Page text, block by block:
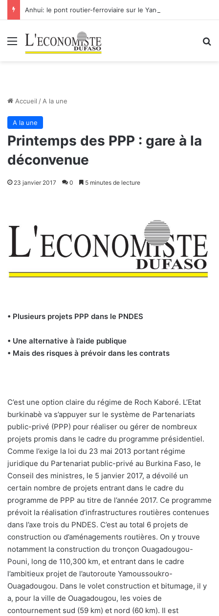
Menu
Accueil / A la une
A la une
Printemps des PPP : gare à la
déconvenue
23 janvier 2017 0 5 minutes de lecture
• Plusieurs projets PPP dans le PNDES
• Une alternative à l’aide publique
• Mais des risques à prévoir dans les contrats
C’est une option claire du régime de Roch Kaboré. L’Etat
burkinabè va s’appuyer sur le système de Partenariats
public-privé (PPP) pour réaliser ou gérer de nombreux
projets promis dans le cadre du programme présidentiel.
Comme l’exige la loi du 23 mai 2013 portant régime
juridique du Partenariat public-privé au Burkina Faso, le
Conseil des ministres, le 5 janvier 2017, a dévoilé un
certain nombre de projets entrant dans le cadre du
programme de PPP au titre de l’année 2017. Ce programme
prévoit la réalisation d’infrastructures routières contenues
dans l’axe trois du PNDES. C’est au total 6 projets de
construction ou d’aménagements routières. On y trouve
notamment la construction du tronçon Ouagadougou-
Pouni, long de 110,300 km, et entrant dans le cadre
l’ambitieux projet de l’autoroute Yamoussoukro-
Ouagadougou. Dans le volet construction et bitumage, il y
a, pour la ville de Ouagadougou, les voies de
contournement sud (59 km) et nord (60 km). Il est